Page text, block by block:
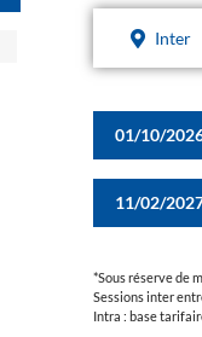
Inter
01/10/
11/02/
*Sous réserve de
Sessions inter
Intra : base